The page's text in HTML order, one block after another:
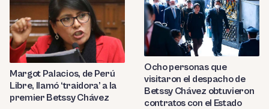
Margot Palacios, de Perú
Libre, llamó ‘traidora’ a la
premier Betssy Chávez
Ocho personas que
visitaron el despacho de
Betssy Chávez obtuvieron
contratos con el Estado